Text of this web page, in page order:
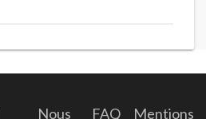
Nous FAQ Mentions